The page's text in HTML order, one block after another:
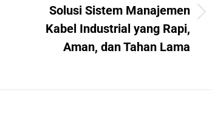
Next
post:
Solusi Sistem Manajemen
Kabel Industrial yang Rapi,
Aman, dan Tahan Lama